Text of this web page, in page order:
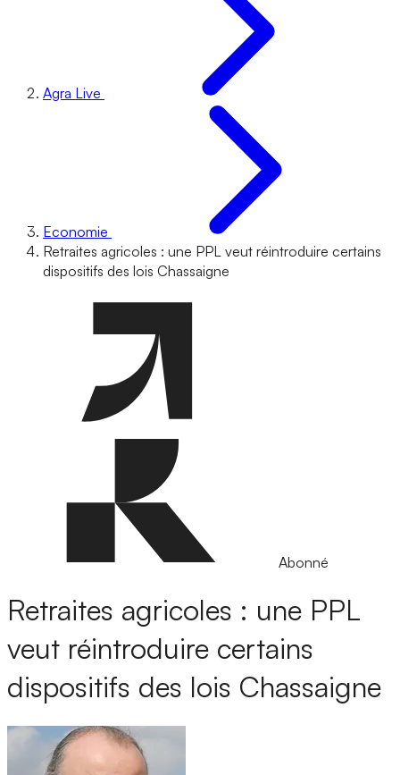
Agra Live
Economie
Retraites agricoles : une PPL veut réintroduire certains
dispositifs des lois Chassaigne
Abonné
Retraites agricoles : une PPL
veut réintroduire certains
dispositifs des lois Chassaigne